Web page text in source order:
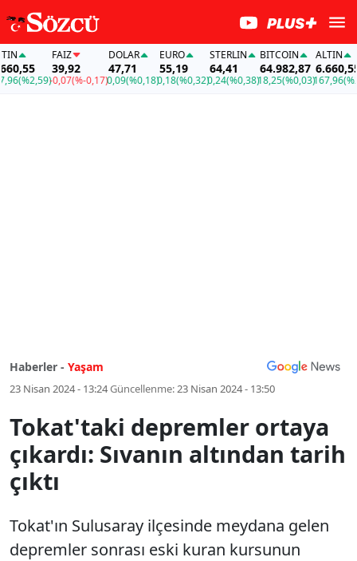
39,92
-0,07(%-0,17)
DOLAR
47,71
0,09(%0,18)
EURO
55,19
0,18(%0,32)
STERLIN
64,41
0,24(%0,38)
BITCOIN
64.982,87
18,25(%0,03)
ALTIN
6.660,55
167,96(%2,59)
Haberler - Yaşam
23 Nisan 2024 - 13:24Güncellenme:23 Nisan 2024 - 13:50
Tokat'taki depremler ortaya
çıkardı: Sıvanın altından tarih
çıktı
Tokat'ın Sulusaray ilçesinde meydana gelen
depremler sonrası eski kuran kursunun